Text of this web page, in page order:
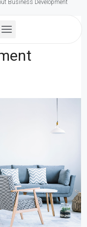
Business Development